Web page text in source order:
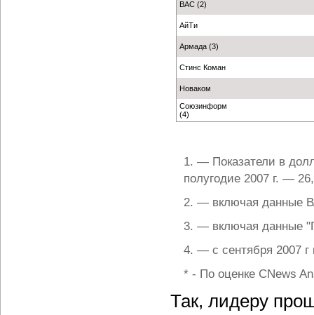
ВАС (2)
АйТи
Армада (3)
Стинс Коман
Новаком
Союзинформ
(4)
1. — Показатели в
полугодие 2007 г. —
2. — включая данные
3. — включая данные
4. — с сентября 2007
* - По оценке CNews
Так, лидеру